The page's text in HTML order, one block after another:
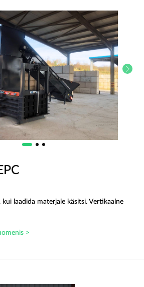
kui laadida materjale käsitsi. Vertikaalne
>